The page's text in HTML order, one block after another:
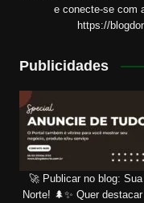
e conecte-se com
https://
Publicidades
🚀 Publicar no blog:
Norte! 🌲✨ Quer